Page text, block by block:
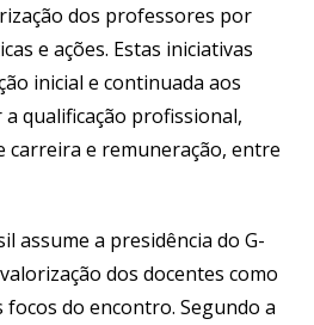
dos professores por
e ações. Estas iniciativas
inicial e continuada aos
qualificação profissional,
carreira e remuneração, entre
assume a presidência do G-
dos docentes como
do encontro. Segundo a